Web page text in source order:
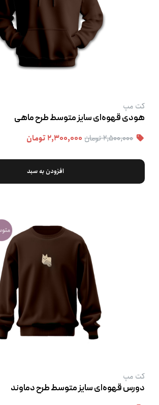
کت‌ مپ
هودی قهوه‌ای سایز متوسط طرح ماهی
۲,۵۰۰,۰۰۰ تومان ۲,۳۰۰,۰۰۰ تومان
افزودن به سبد
کت‌ مپ
دورس قهوه‌ای سایز متوسط طرح دماوند